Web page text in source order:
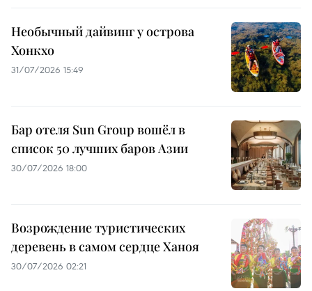
Необычный дайвинг у острова
Хонкхо
31/07/2026 15:49
Бар отеля Sun Group вошёл в
список 50 лучших баров Азии
30/07/2026 18:00
Возрождение туристических
деревень в самом сердце Ханоя
30/07/2026 02:21